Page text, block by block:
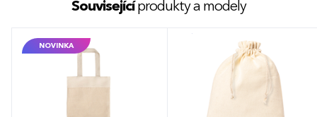
Souvisejícíprodukty a modely
NOVINKA